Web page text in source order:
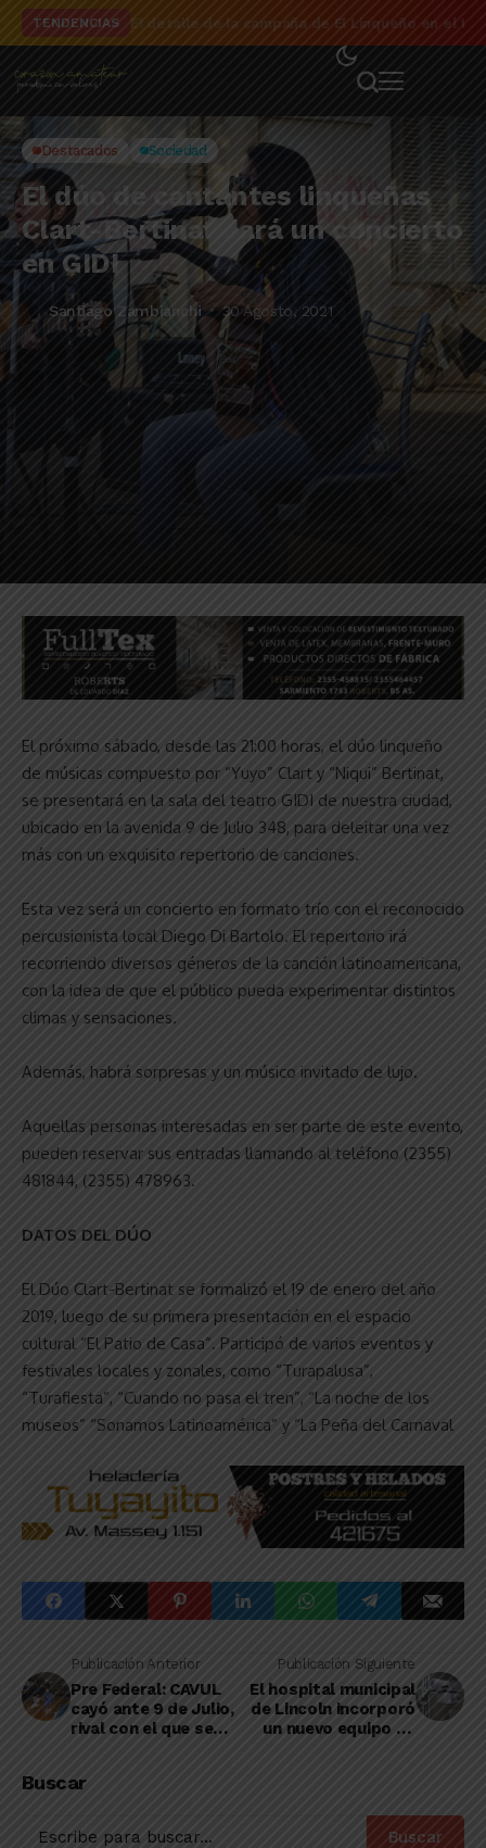
TENDENCIAS El detalle de la campaña de El Linqueño en el
Destacados Sociedad
El dúo de cantantes linqueñas
Clart-Bertinat dará un concierto
en GIDI
Santiago Zambianchi 30 Agosto, 2021
El próximo sábado, desde las 21:00 horas, el dúo linqueño
de músicas compuesto por “Yuyo” Clart y “Niqui” Bertinat,
se presentará en la sala del teatro GIDI de nuestra ciudad,
ubicado en la avenida 9 de Julio 348, para deleitar una vez
más con un exquisito repertorio de canciones.
Esta vez será un concierto en formato trío con el reconocido
percusionista local Diego Di Bartolo. El repertorio irá
recorriendo diversos géneros de la canción latinoamericana,
con la idea de que el público pueda experimentar distintos
climas y sensaciones.
Además, habrá sorpresas y un músico invitado de lujo.
Aquellas personas interesadas en ser parte de este evento,
pueden reservar sus entradas llamando al teléfono (2355)
481844, (2355) 478963.
DATOS DEL DÚO
El Dúo Clart-Bertinat se formalizó el 19 de enero del año
2019, luego de su primera presentación en el espacio
cultural “El Patio de Casa”. Participó de varios eventos y
festivales locales y zonales, como “Turapalusa”,
“Turafiesta”, “Cuando no pasa el tren”, “La noche de los
museos” “Sonamos Latinoamérica” y “La Peña del Carnaval
Publicación Anterior
Pre Federal: CAVUL
cayó ante 9 de Julio,
rival con el que se
relámpago
Publicación Siguiente
El hospital municipal
de Lincoln incorporó
un nuevo equipo de
Buscar
Buscar